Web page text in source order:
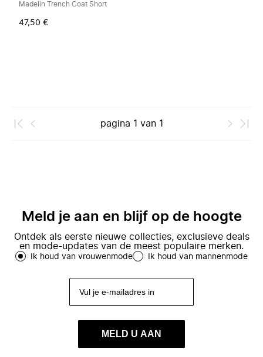
Madelin Trench Coat Short
47,50 €
pagina 1 van 1
Meld je aan en blijf op de hoogte
Ontdek als eerste nieuwe collecties, exclusieve deals
en mode-updates van de meest populaire merken.
Ik houd van vrouwenmode Ik houd van mannenmode
MELD U AAN